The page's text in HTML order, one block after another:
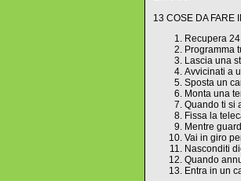
13 COSE DA FARE
Recupera
Programma
Lascia una
Avvicinati a
Sposta un
Monta una
Quando ti si
Fissa la
Mentre
Vai in giro
Nasconditi
Quando
Entra in un